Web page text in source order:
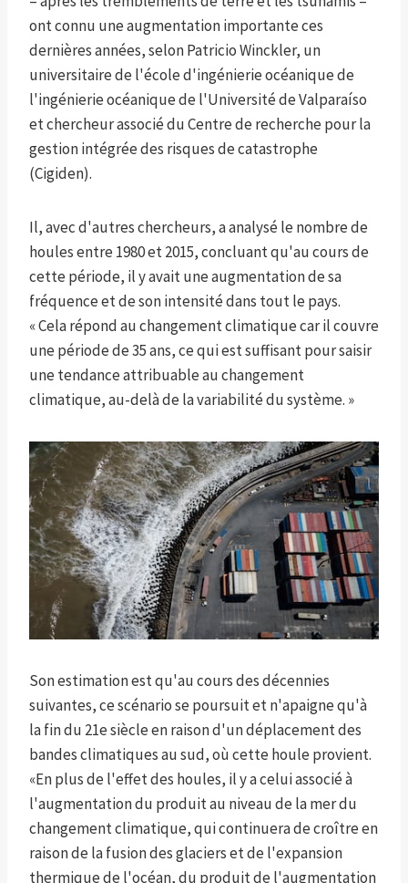
ont connu une augmentation importante ces
dernières années, selon Patricio Winckler, un
universitaire de l'école d'ingénierie océanique de
l'ingénierie océanique de l'Université de Valparaíso
et chercheur associé du Centre de recherche pour la
gestion intégrée des risques de catastrophe
(Cigiden).
Il, avec d'autres chercheurs, a analysé le nombre de
houles entre 1980 et 2015, concluant qu'au cours de
cette période, il y avait une augmentation de sa
fréquence et de son intensité dans tout le pays.
« Cela répond au changement climatique car il couvre
une période de 35 ans, ce qui est suffisant pour saisir
une tendance attribuable au changement
climatique, au-delà de la variabilité du système. »
Son estimation est qu'au cours des décennies
suivantes, ce scénario se poursuit et n'apaigne qu'à
la fin du 21e siècle en raison d'un déplacement des
bandes climatiques au sud, où cette houle provient.
«En plus de l'effet des houles, il y a celui associé à
l'augmentation du produit au niveau de la mer du
changement climatique, qui continuera de croître en
raison de la fusion des glaciers et de l'expansion
thermique de l'océan, du produit de l'augmentation